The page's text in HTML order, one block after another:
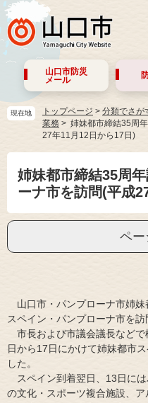
山口市防災
メール
現在地 トップページ > 分類でさが
業務
姉妹都市締結35周
27年11月12日から17日)
姉妹都市締結35周
ーナ市を訪問(平成
ペー
山口市・パンプローナ市姉妹
スペイン・パンプローナ市を訪
市長および市議会議長などで
日から17日にかけて姉妹都市
した。
スペイン到着翌日、13日に
の文化・スポーツ複合施設、